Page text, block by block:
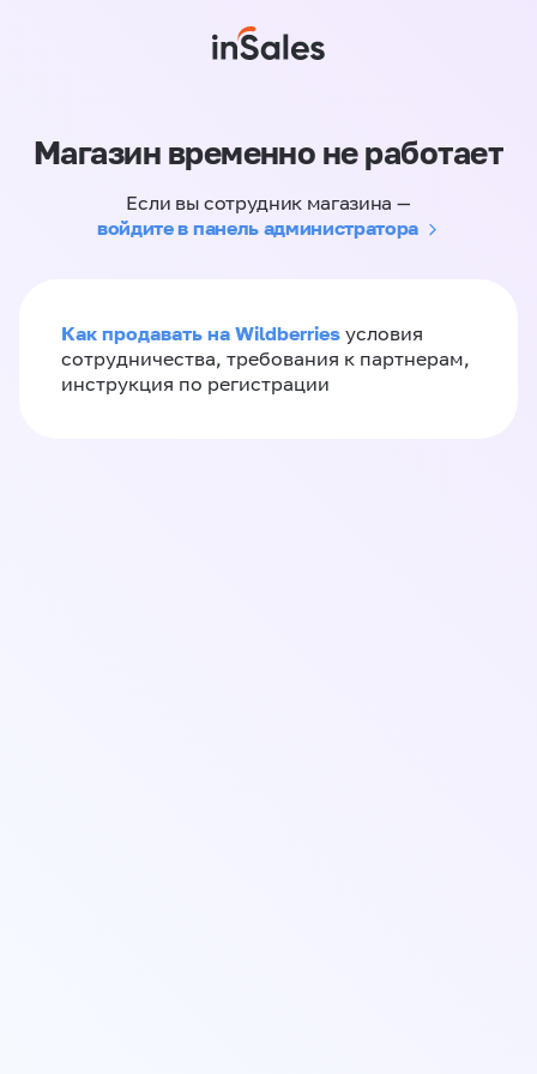
Магазин временно не работает
Если вы сотрудник магазина —
войдите в панель администратора
Как продавать на Wildberries условия
сотрудничества, требования к партнерам,
инструкция по регистрации